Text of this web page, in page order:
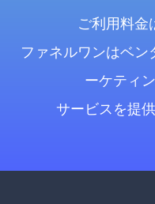
ご利用料金
ファネルワンはベン
ーケティ
サービスを提